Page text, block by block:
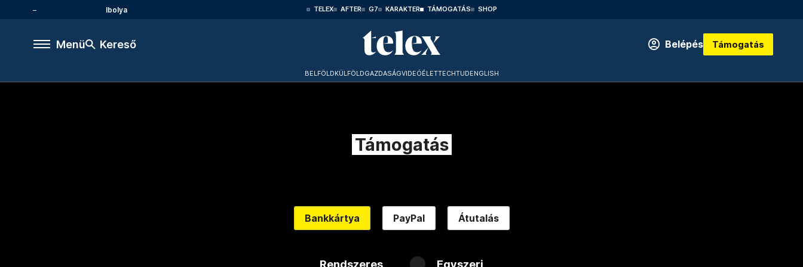
Ibolya TELEX AFTER G7 KARAKTER TÁMOGATÁS SHOP
Menü Kereső Belépés Támogatás
BELFÖLDKÜLFÖLDGAZDASÁGVIDEÓÉLETTECHTUDENGLISH
Támogatás
Bankkártya PayPal Átutalás
Rendszeres Egyszeri